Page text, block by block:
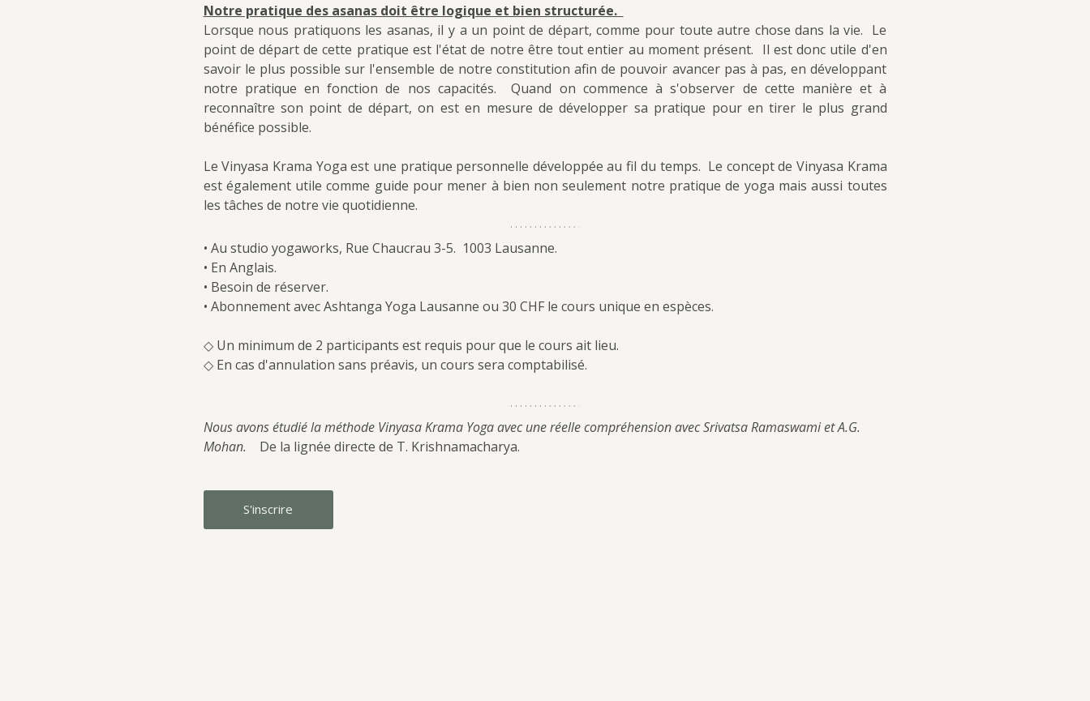
Notre pratique des asanas doit être logique et bien structurée.
Lorsque nous pratiquons les asanas, il y a un point de départ, comme pour toute autre chose dans la vie.  Le
point de départ de cette pratique est l'état de notre être tout entier au moment présent.  Il est donc utile d'en
savoir le plus possible sur l'ensemble de notre constitution afin de pouvoir avancer pas à pas, en développant
notre pratique en fonction de nos capacités.  Quand on commence à s'observer de cette manière et à
reconnaître son point de départ, on est en mesure de développer sa pratique pour en tirer le plus grand
bénéfice possible.
Le Vinyasa Krama Yoga est une pratique personnelle développée au fil du temps.  Le concept de Vinyasa Krama
est également utile comme guide pour mener à bien non seulement notre pratique de yoga mais aussi toutes
les tâches de notre vie quotidienne.
• Au studio yogaworks, Rue Chaucrau 3-5.  1003 Lausanne.
• En Anglais.
• Besoin de réserver.
• Abonnement avec Ashtanga Yoga Lausanne ou 30 CHF le cours unique en espèces.
◇ Un minimum de 2 participants est requis pour que le cours ait lieu.
◇ En cas d'annulation sans préavis, un cours sera comptabilisé.
Nous avons étudié la méthode Vinyasa Krama Yoga avec une réelle compréhension avec Srivatsa Ramaswami et A.G.
Mohan. De la lignée directe de T. Krishnamacharya.
S'inscrire